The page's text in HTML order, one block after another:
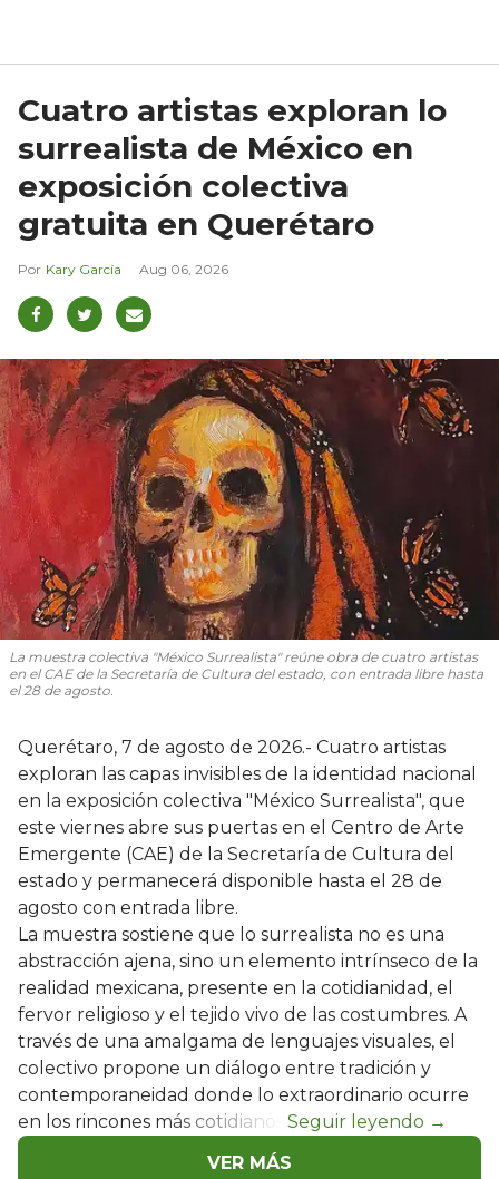
Cuatro artistas exploran lo
surrealista de México en
exposición colectiva
gratuita en Querétaro
Kary García Aug 06, 2026
La muestra colectiva "México Surrealista" reúne obra de cuatro artistas
en el CAE de la Secretaría de Cultura del estado, con entrada libre hasta
el 28 de agosto.
Querétaro, 7 de agosto de 2026.- Cuatro artistas
exploran las capas invisibles de la identidad nacional
en la exposición colectiva "México Surrealista", que
este viernes abre sus puertas en el Centro de Arte
Emergente (CAE) de la Secretaría de Cultura del
estado y permanecerá disponible hasta el 28 de
agosto con entrada libre.
La muestra sostiene que lo surrealista no es una
abstracción ajena, sino un elemento intrínseco de la
realidad mexicana, presente en la cotidianidad, el
fervor religioso y el tejido vivo de las costumbres. A
través de una amalgama de lenguajes visuales, el
colectivo propone un diálogo entre tradición y
contemporaneidad donde lo extraordinario ocurre
en los rincones más cotidianos.
VER MÁS